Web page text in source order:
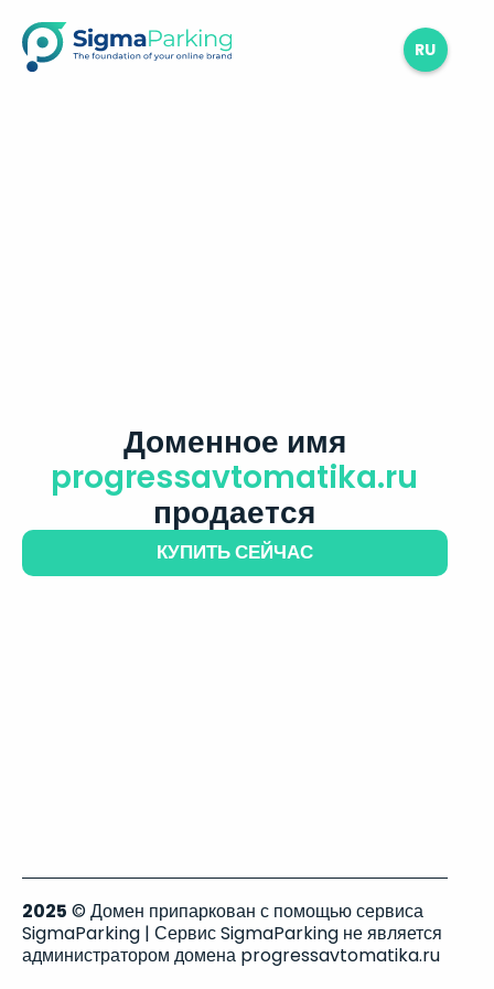
RU
Доменное имя
progressavtomatika.ru
продается
КУПИТЬ СЕЙЧАС
2025 © Домен припаркован с помощью сервиса
SigmaParking | Сервис SigmaParking не является
администратором домена progressavtomatika.ru